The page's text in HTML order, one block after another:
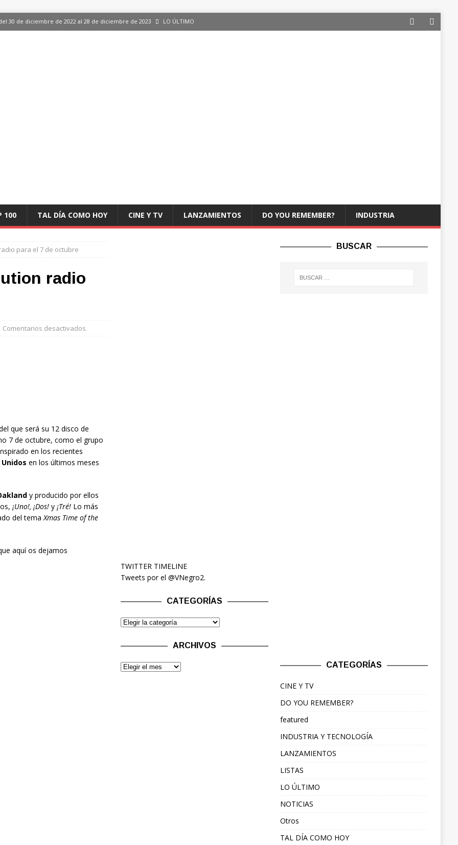
30 de diciembre de 2022 al 28 de diciembre de 2023 LO ÚLTIMO
100 TAL DÍA COMO HOY CINE Y TV LANZAMIENTOS DO YOU REMEMBER? INDUSTRIA
para el 7 de octubre
radio
Comentarios desactivados
que será su 12 disco de
7 de octubre, como el grupo
en los recientes
en los últimos meses
y producido por ellos
¡Uno!, ¡Dos!y ¡Tré! Lo más
del tema Xmas Time of the
aquí os dejamos
TWITTER TIMELINE
Tweets por el @VNegro2.
CATEGORÍAS
ARCHIVOS
BUSCAR
CATEGORÍAS
CINE Y TV
DO YOU REMEMBER?
featured
INDUSTRIA Y TECNOLOGÍA
LANZAMIENTOS
LISTAS
LO ÚLTIMO
NOTICIAS
Otros
TAL DÍA COMO HOY